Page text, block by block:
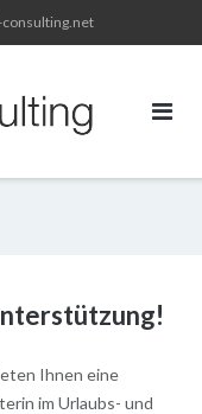
Ihnen eine
im Urlaubs- und